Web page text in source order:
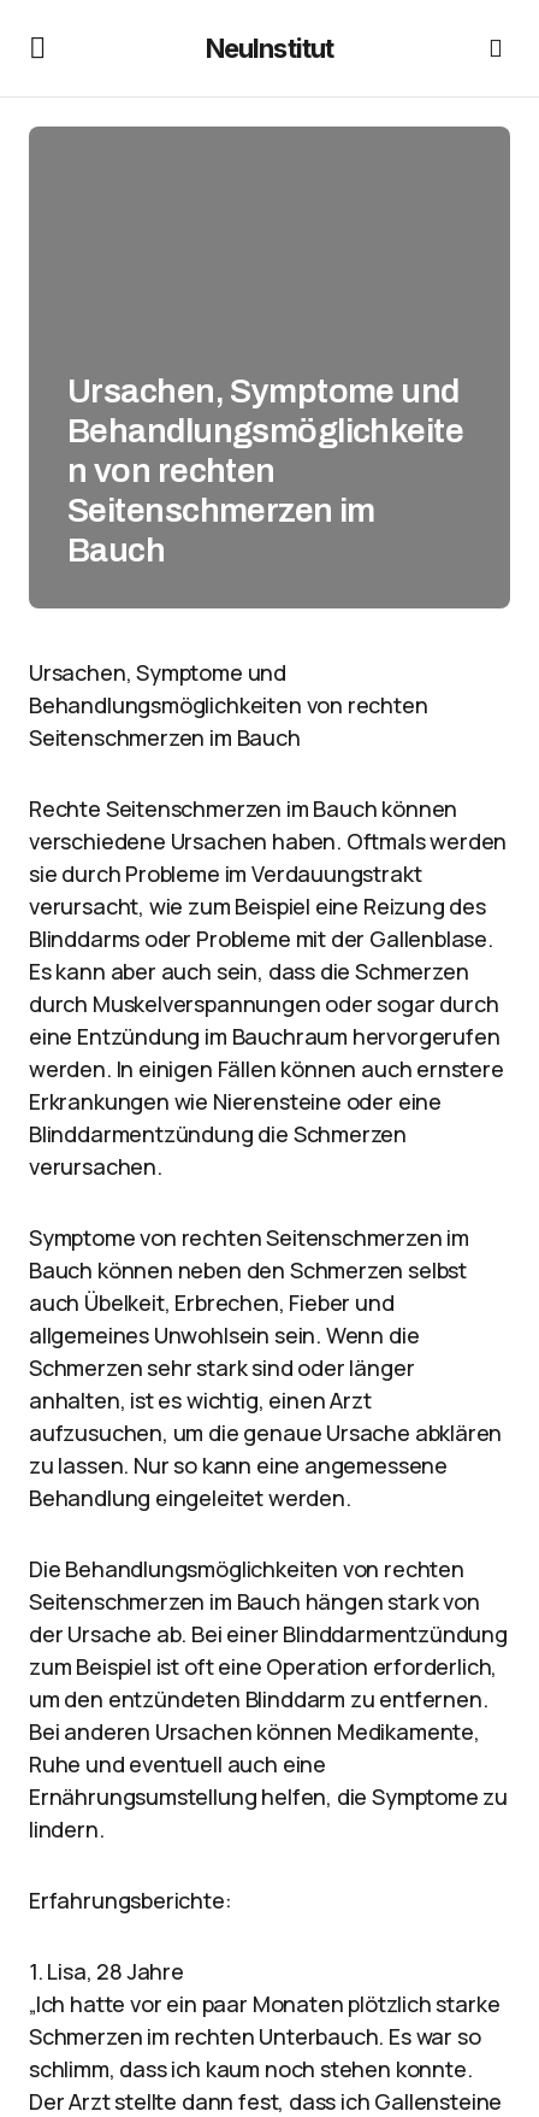
NeuInstitut
Ursachen, Symptome und
Behandlungsmöglichkeite
n von rechten
Seitenschmerzen im
Bauch
Ursachen, Symptome und
Behandlungsmöglichkeiten von rechten
Seitenschmerzen im Bauch
Rechte Seitenschmerzen im Bauch können
verschiedene Ursachen haben. Oftmals werden
sie durch Probleme im Verdauungstrakt
verursacht, wie zum Beispiel eine Reizung des
Blinddarms oder Probleme mit der Gallenblase.
Es kann aber auch sein, dass die Schmerzen
durch Muskelverspannungen oder sogar durch
eine Entzündung im Bauchraum hervorgerufen
werden. In einigen Fällen können auch ernstere
Erkrankungen wie Nierensteine oder eine
Blinddarmentzündung die Schmerzen
verursachen.
Symptome von rechten Seitenschmerzen im
Bauch können neben den Schmerzen selbst
auch Übelkeit, Erbrechen, Fieber und
allgemeines Unwohlsein sein. Wenn die
Schmerzen sehr stark sind oder länger
anhalten, ist es wichtig, einen Arzt
aufzusuchen, um die genaue Ursache abklären
zu lassen. Nur so kann eine angemessene
Behandlung eingeleitet werden.
Die Behandlungsmöglichkeiten von rechten
Seitenschmerzen im Bauch hängen stark von
der Ursache ab. Bei einer Blinddarmentzündung
zum Beispiel ist oft eine Operation erforderlich,
um den entzündeten Blinddarm zu entfernen.
Bei anderen Ursachen können Medikamente,
Ruhe und eventuell auch eine
Ernährungsumstellung helfen, die Symptome zu
lindern.
Erfahrungsberichte:
1. Lisa, 28 Jahre
„Ich hatte vor ein paar Monaten plötzlich starke
Schmerzen im rechten Unterbauch. Es war so
schlimm, dass ich kaum noch stehen konnte.
Der Arzt stellte dann fest, dass ich Gallensteine